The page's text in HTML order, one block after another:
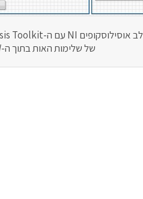
של שלימות האות בתוך ה-NI LabVIEW